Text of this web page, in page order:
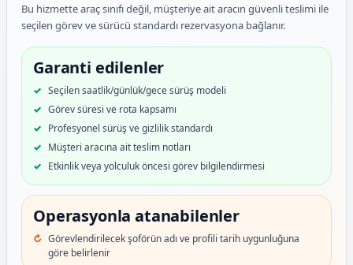
Bu hizmette araç sınıfı değil, müşteriye ait aracın güvenli teslimi ile
seçilen görev ve sürücü standardı rezervasyona bağlanır.
Garanti edilenler
Seçilen saatlik/günlük/gece sürüş modeli
Görev süresi ve rota kapsamı
Profesyonel sürüş ve gizlilik standardı
Müşteri aracına ait teslim notları
Etkinlik veya yolculuk öncesi görev bilgilendirmesi
Operasyonla atanabilenler
Görevlendirilecek şoförün adı ve profili tarih uygunluğuna
göre belirlenir